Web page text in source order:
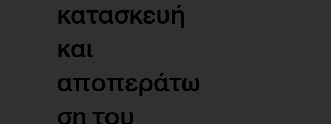
κατασκευή
και
αποπεράτω
ση του